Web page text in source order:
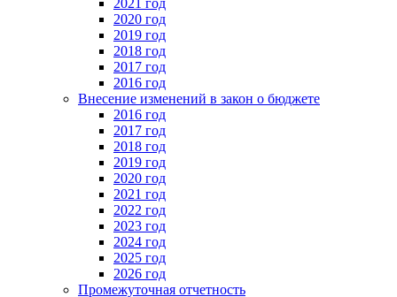
2020 год
2019 год
2018 год
2017 год
2016 год
Внесение изменений в закон о бюджете
2016 год
2017 год
2018 год
2019 год
2020 год
2021 год
2022 год
2023 год
2024 год
2025 год
2026 год
Промежуточная отчетность